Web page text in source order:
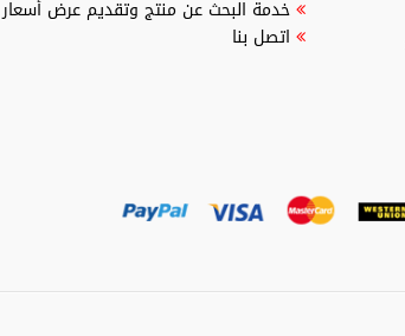
خدمة البحث عن منتج وتقديم عرض أسعار
اتصل بنا